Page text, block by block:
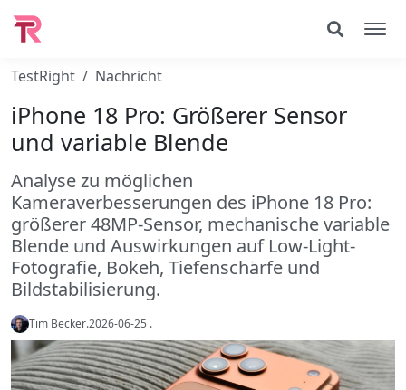
TestRight Nachricht
iPhone 18 Pro: Größerer Sensor
und variable Blende
Analyse zu möglichen
Kameraverbesserungen des iPhone 18 Pro:
größerer 48MP-Sensor, mechanische variable
Blende und Auswirkungen auf Low-Light-
Fotografie, Bokeh, Tiefenschärfe und
Bildstabilisierung.
Tim Becker.2026-06-25 .